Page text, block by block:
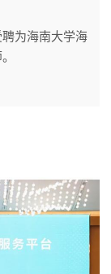
为海南大学海